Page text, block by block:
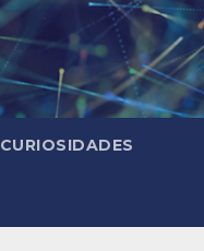
CURIOSIDADES